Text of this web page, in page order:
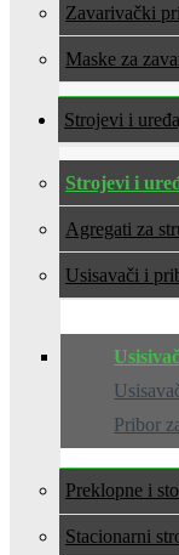
Zavarivački
Maske za
Strojevi i
Strojevi i
Agregati za
Usisavači i
Pribor
Preklopne i
Stacionarni